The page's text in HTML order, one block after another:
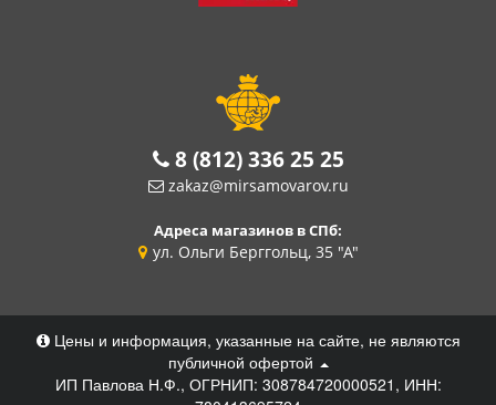
8 (812) 336 25 25
zakaz@mirsamovarov.ru
Адреса магазинов в СПб:
ул. Ольги Берггольц, 35 "А"
Цены и информация, указанные на сайте, не являются
публичной офертой
ИП Павлова Н.Ф., ОГРНИП: 308784720000521, ИНН: